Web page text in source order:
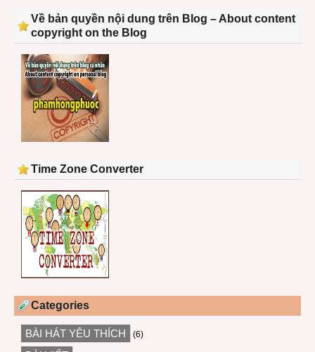
Về bản quyền nội dung trên Blog – About content
copyright on the Blog
Time Zone Converter
Categories
BÀI HÁT YÊU THÍCH (6)